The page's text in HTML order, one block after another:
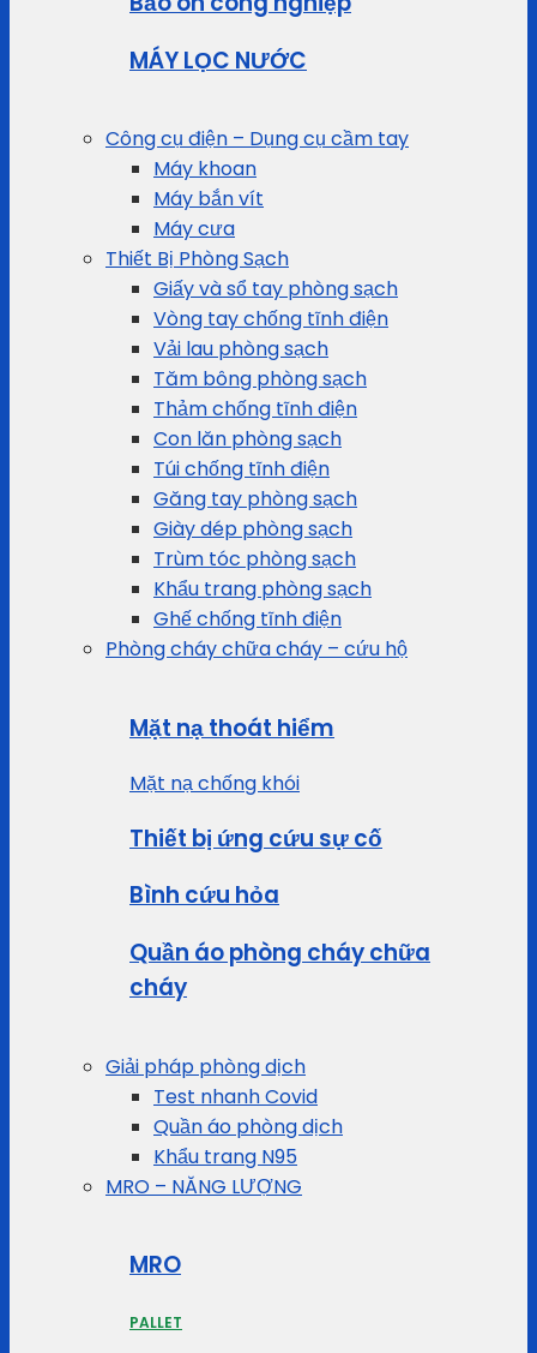
MÁY LỌC NƯỚC
Công cụ điện – Dụng cụ cầm tay
Máy khoan
Máy bắn vít
Máy cưa
Thiết Bị Phòng Sạch
Giấy và sổ tay phòng sạch
Vòng tay chống tĩnh điện
Vải lau phòng sạch
Tăm bông phòng sạch
Thảm chống tĩnh điện
Con lăn phòng sạch
Túi chống tĩnh điện
Găng tay phòng sạch
Giày dép phòng sạch
Trùm tóc phòng sạch
Khẩu trang phòng sạch
Ghế chống tĩnh điện
Phòng cháy chữa cháy – cứu hộ
Mặt nạ thoát hiểm
Mặt nạ chống khói
Thiết bị ứng cứu sự cố
Bình cứu hỏa
Quần áo phòng cháy chữa
cháy
Giải pháp phòng dịch
Test nhanh Covid
Quần áo phòng dịch
Khẩu trang N95
MRO – NĂNG LƯỢNG
MRO
PALLET